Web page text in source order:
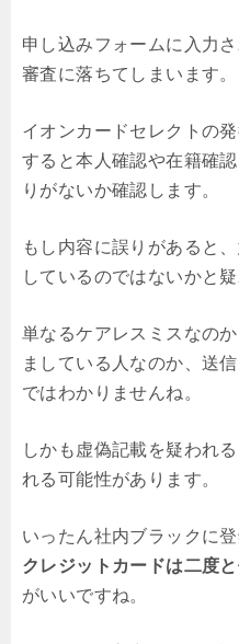
申し込みフォームに入力
審査に落ちてしまいます。
イオンカードセレクトの
すると本人確認や在籍確
りがないか確認します。
もし内容に誤りがあると
しているのではないかと疑
単なるケアレスミスなの
ましている人なのか、送
ではわかりませんね。
しかも虚偽記載を疑われ
れる可能性があります。
いったん社内ブラックに登
クレジットカードは二度
がいいですね。